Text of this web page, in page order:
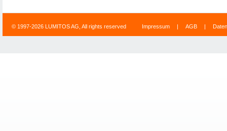
© 1997-2026 LUMITOS AG, All rights reserved Impressum | AGB |